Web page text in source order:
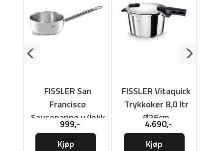
FISSLER San
Francisco
Sausepanne u/lokk
16cm
999,-
Kjøp
FISSLER Vitaquick
Trykkoker 8,0 ltr
Ø26cm
4.690,-
Kjøp